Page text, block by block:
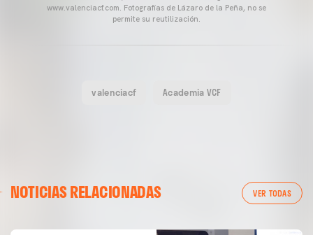
www.valenciacf.com. Fotografías de Lázaro de la Peña, no se
permite su reutilización.
valenciacf Academia VCF
NOTICIAS RELACIONADAS VER TODAS